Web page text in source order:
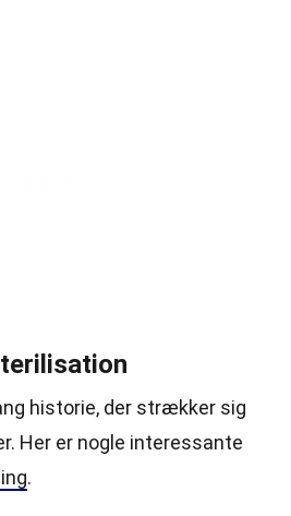
historie, der strækker sig
Her er nogle interessante
.